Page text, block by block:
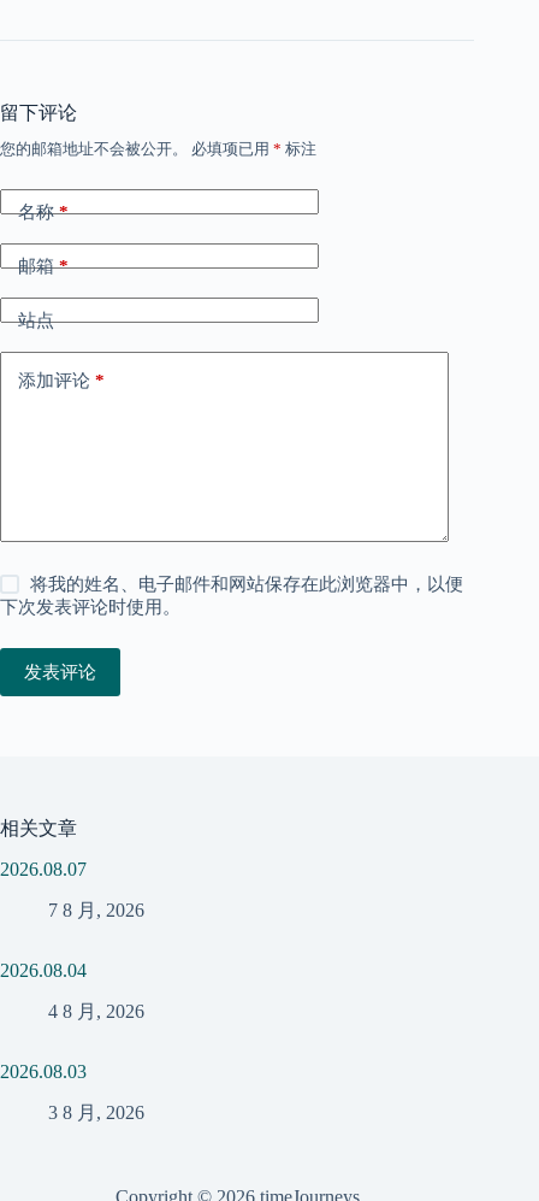
留下评论
您的邮箱地址不会被公开。 必填项已用 * 标注
名称*
邮箱*
站点
添加评论 *
将我的姓名、电子邮件和网站保存在此浏览器中，以便
下次发表评论时使用。
发表评论
相关文章
2026.08.07
7 8 月, 2026
2026.08.04
4 8 月, 2026
2026.08.03
3 8 月, 2026
Copyright © 2026 timeJourneys